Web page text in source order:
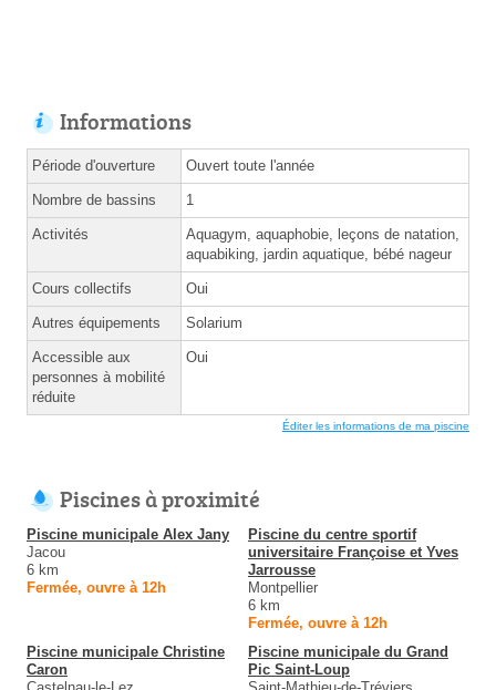
Informations
Période d'ouverture Ouvert toute l'année
Nombre de bassins 1
Activités
Aquagym, aquaphobie, leçons de natation,
aquabiking, jardin aquatique, bébé nageur
Cours collectifs Oui
Autres équipements Solarium
Accessible aux
personnes à mobilité
réduite
Oui
Éditer les informations de ma piscine
Piscines à proximité
Piscine municipale Alex Jany
Jacou
6 km
Fermée, ouvre à 12h
Piscine du centre sportif
universitaire Françoise et Yves
Jarrousse
Montpellier
6 km
Fermée, ouvre à 12h
Piscine municipale Christine
Caron
Piscine municipale du Grand
Pic Saint-Loup